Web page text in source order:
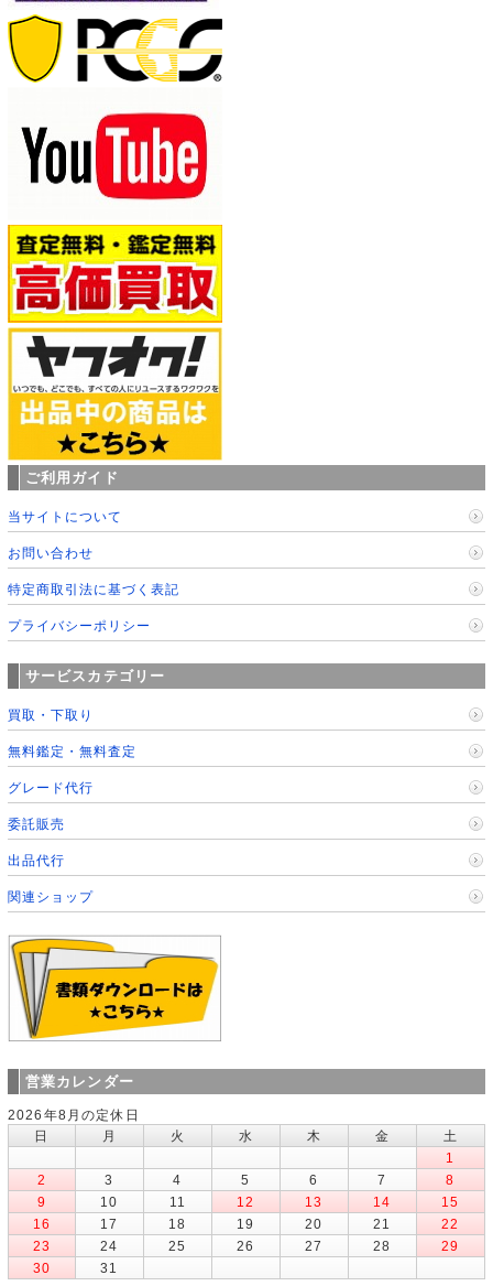
ご利用ガイド
当サイトについて
お問い合わせ
特定商取引法に基づく表記
プライバシーポリシー
サービスカテゴリー
買取・下取り
無料鑑定・無料査定
グレード代行
委託販売
出品代行
関連ショップ
営業カレンダー
2026年8月の定休日
日
月 火 水 木 金
土
1
2
3 4 5 6 7
8
9
10 11 12 13 14
15
16
17 18 19 20 21
22
23
24 25 26 27 28
29
30
31